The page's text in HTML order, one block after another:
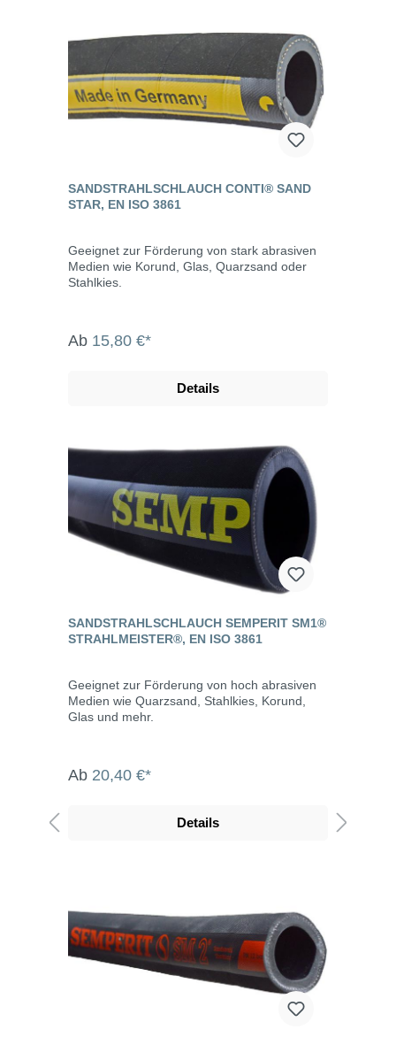
SANDSTRAHLSCHLAUCH CONTI® SAND
STAR, EN ISO 3861
Geeignet zur Förderung von stark abrasiven
Medien wie Korund, Glas, Quarzsand oder
Stahlkies.
Ab 15,80 €*
Details
SANDSTRAHLSCHLAUCH SEMPERIT SM1®
STRAHLMEISTER®, EN ISO 3861
Geeignet zur Förderung von hoch abrasiven
Medien wie Quarzsand, Stahlkies, Korund,
Glas und mehr.
Ab 20,40 €*
Details